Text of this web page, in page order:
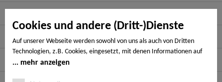
Cookies und andere (Dritt-)Dienste
Auf unserer Webseite werden sowohl von uns als auch von Dritten
Technologien, z.B. Cookies, eingesetzt, mit denen Informationen auf
Ihrem Endgerät gespeichert und/oder von Ihrem Endgerät abgerufen
mehr anzeigen
Informationen
Rechtliches